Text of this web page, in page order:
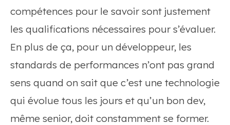
compétences pour le savoir sont justement
les qualifications nécessaires pour s’évaluer.
En plus de ça, pour un développeur, les
standards de performances n’ont pas grand
sens quand on sait que c’est une technologie
qui évolue tous les jours et qu’un bon dev,
même senior, doit constamment se former.